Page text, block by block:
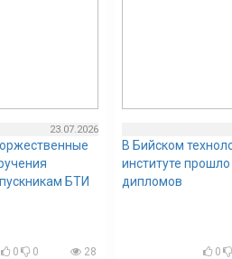
23.07.2026
БТИ
0 0 28
В Бийском
институте
дипломов
0